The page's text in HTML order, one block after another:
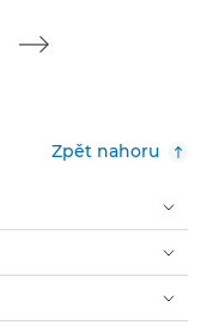
Zpět nahoru